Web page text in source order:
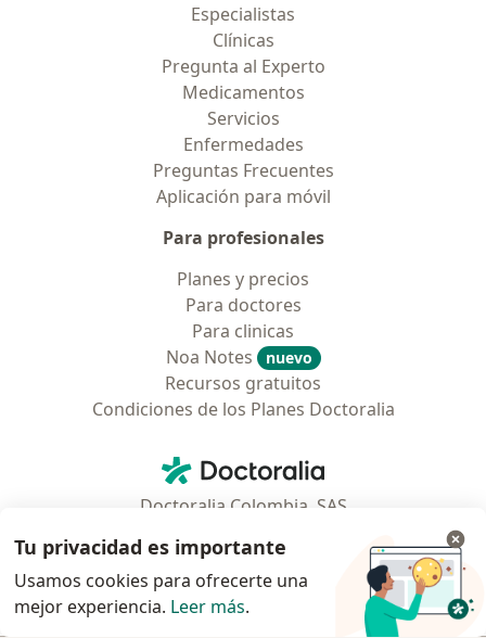
Especialistas
Clínicas
Pregunta al Experto
Medicamentos
Servicios
Enfermedades
Preguntas Frecuentes
Aplicación para móvil
Para profesionales
Planes y precios
Para doctores
Para clinicas
Noa Notes
nuevo
Recursos gratuitos
Condiciones de los Planes Doctoralia
Doctoralia - Página de inicio
Doctoralia Colombia, SAS
Municipio: Bogotá D.C., Colombia
Tu privacidad es importante
Usamos cookies para ofrecerte una
mejor experiencia. Leer más.